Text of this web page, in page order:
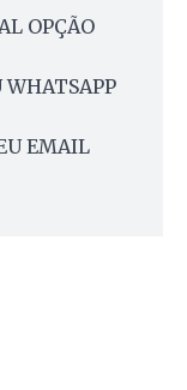
OPÇÃO
WHATSAPP
EMAIL